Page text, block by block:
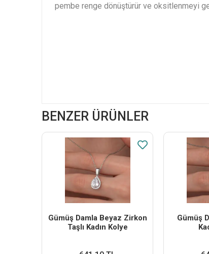
pembe renge dönüştürür ve oksitlenmeyi
BENZER ÜRÜNLER
Gümüş Damla Beyaz Zirkon
Taşlı Kadın Kolye
Gümüş